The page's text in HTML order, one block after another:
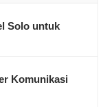
Solo untuk
Komunikasi